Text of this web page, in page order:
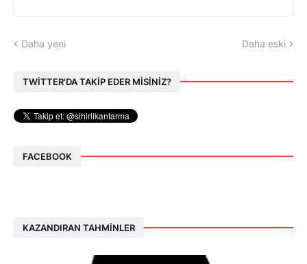
Daha yeni Daha eski
TWİTTER'DA TAKİP EDER MİSİNİZ?
FACEBOOK
KAZANDIRAN TAHMINLER